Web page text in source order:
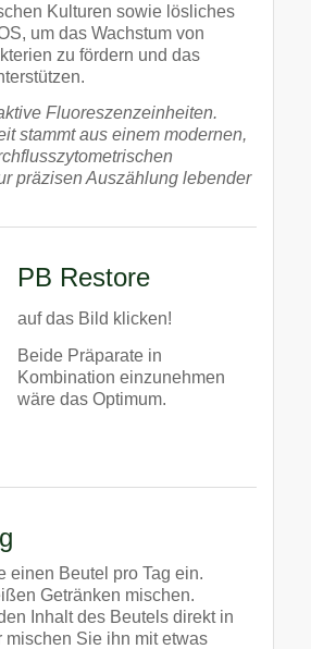
Kulturen sowie lösliches
um das Wachstum von
zu fördern und das
Fluoreszenzeinheiten.
stammt aus einem modernen,
präzisen Auszählung lebender
PB Restore
auf das Bild klicken!
Beide Präparate in
Kombination einzunehmen
wäre das Optimum.
einen Beutel pro Tag ein.
Getränken mischen.
Inhalt des Beutels direkt in
mischen Sie ihn mit etwas